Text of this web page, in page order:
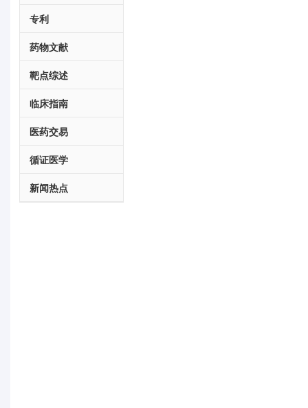
专利
药物文献
靶点综述
临床指南
医药交易
循证医学
新闻热点